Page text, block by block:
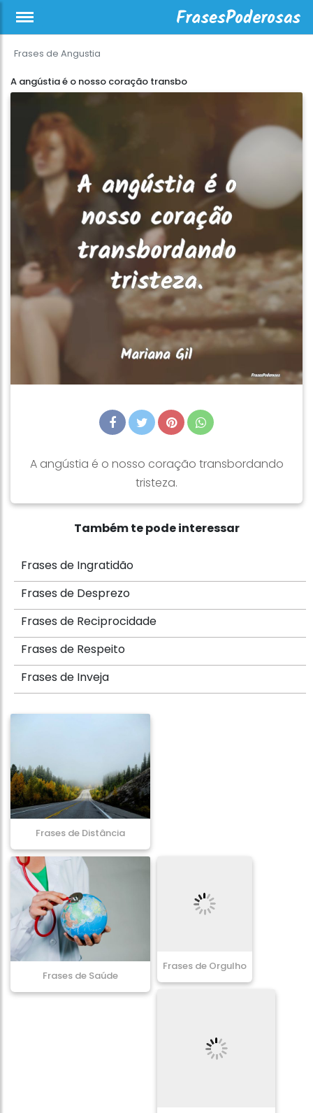
Frases de Angustia
A angústia é o nosso coração transbo
A angústia é o nosso coração transbordando
tristeza.
Também te pode interessar
Frases de Ingratidão
Frases de Desprezo
Frases de Reciprocidade
Frases de Respeito
Frases de Inveja
Frases de Distância
Frases de Saúde
Frases de Orgulho